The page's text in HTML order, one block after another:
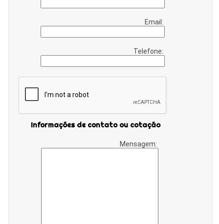
Email:
Telefone:
Informações de contato ou cotação
Mensagem: